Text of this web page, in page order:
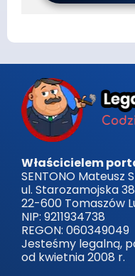
Właścicielem
SENTONO Mateusz
ul. Starozamojska
22-600 Tomaszów
NIP: 9211934738
REGON: 060349049
Jesteśmy legalną,
od kwietnia 2008 r.